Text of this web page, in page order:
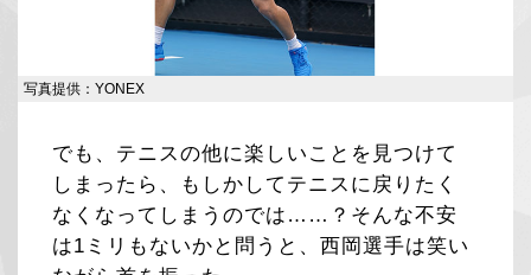
写真提供：YONEX
でも、テニスの他に楽しいことを見つけて
しまったら、もしかしてテニスに戻りたく
なくなってしまうのでは……？そんな不安
は1ミリもないかと問うと、西岡選手は笑い